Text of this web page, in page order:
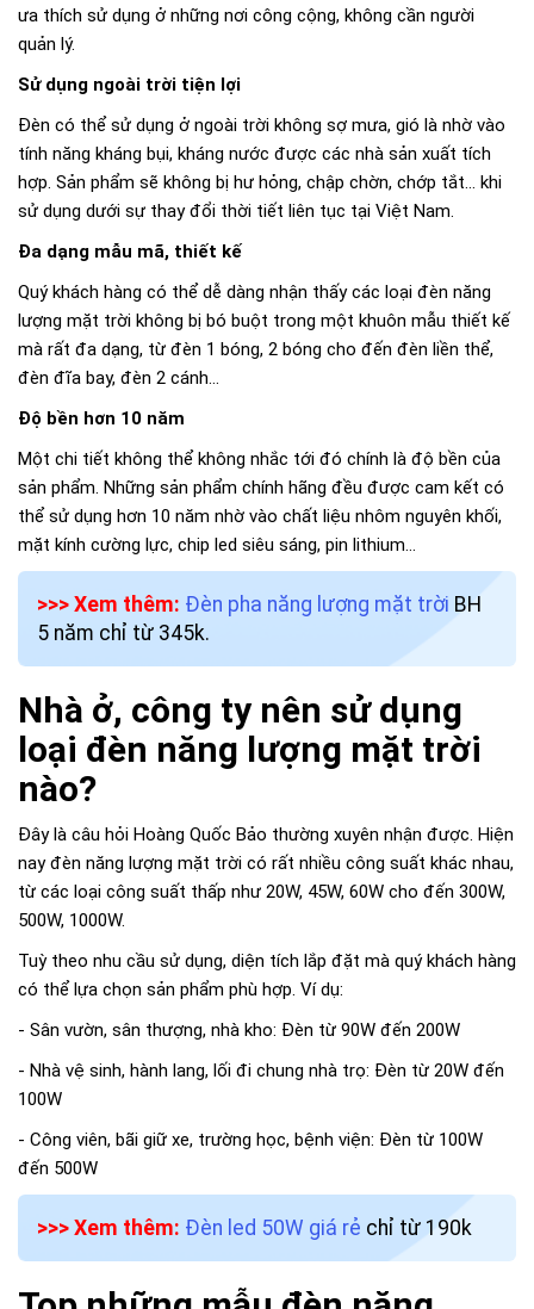
ưa thích sử dụng ở những nơi công cộng, không cần người
quản lý.
Sử dụng ngoài trời tiện lợi
Đèn có thể sử dụng ở ngoài trời không sợ mưa, gió là nhờ vào
tính năng kháng bụi, kháng nước được các nhà sản xuất tích
hợp. Sản phẩm sẽ không bị hư hỏng, chập chờn, chớp tắt… khi
sử dụng dưới sự thay đổi thời tiết liên tục tại Việt Nam.
Đa dạng mẫu mã, thiết kế
Quý khách hàng có thể dễ dàng nhận thấy các loại đèn năng
lượng mặt trời không bị bó buột trong một khuôn mẫu thiết kế
mà rất đa dạng, từ đèn 1 bóng, 2 bóng cho đến đèn liền thể,
đèn đĩa bay, đèn 2 cánh…
Độ bền hơn 10 năm
Một chi tiết không thể không nhắc tới đó chính là độ bền của
sản phẩm. Những sản phẩm chính hãng đều được cam kết có
thể sử dụng hơn 10 năm nhờ vào chất liệu nhôm nguyên khối,
mặt kính cường lực, chip led siêu sáng, pin lithium…
>>> Xem thêm: Đèn pha năng lượng mặt trời BH
5 năm chỉ từ 345k.
Nhà ở, công ty nên sử dụng
loại đèn năng lượng mặt trời
nào?
Đây là câu hỏi Hoàng Quốc Bảo thường xuyên nhận được. Hiện
nay đèn năng lượng mặt trời có rất nhiều công suất khác nhau,
từ các loại công suất thấp như 20W, 45W, 60W cho đến 300W,
500W, 1000W.
Tuỳ theo nhu cầu sử dụng, diện tích lắp đặt mà quý khách hàng
có thể lựa chọn sản phẩm phù hợp. Ví dụ:
- Sân vườn, sân thượng, nhà kho: Đèn từ 90W đến 200W
- Nhà vệ sinh, hành lang, lối đi chung nhà trọ: Đèn từ 20W đến
100W
- Công viên, bãi giữ xe, trường học, bệnh viện: Đèn từ 100W
đến 500W
>>> Xem thêm: Đèn led 50W giá rẻ chỉ từ 190k